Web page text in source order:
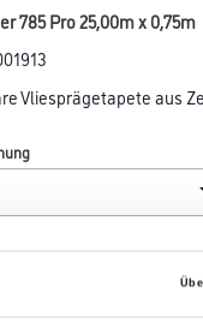
785 Pro 25,00m x 0,75m
Vliesprägetapete aus